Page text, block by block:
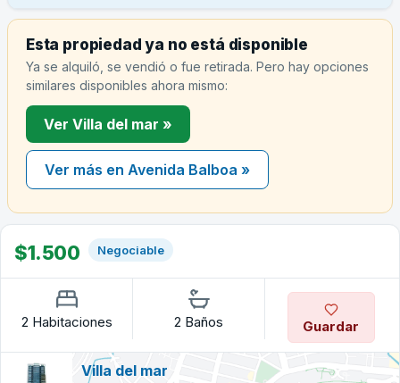
Esta propiedad ya no está disponible
Ya se alquiló, se vendió o fue retirada. Pero hay opciones
similares disponibles ahora mismo:
Ver Villa del mar »
Ver más en Avenida Balboa »
$1.500 Negociable
2 Habitaciones 2 Baños Guardar
Villa del mar